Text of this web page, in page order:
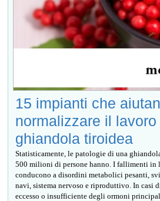
15 impianti che
normalizzare il lavoro
ghiandola tiroidea
Statisticamente, le patologie di una
500 milioni di persone hanno. I fallimenti in
conducono a disordini metabolici pesanti,
navi, sistema nervoso e riproduttivo. In casi
eccesso o insufficiente degli ormoni